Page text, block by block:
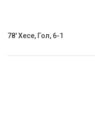
78' Хесе, Гол, 6-1